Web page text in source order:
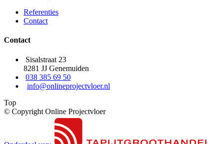
Referenties
Contact
Contact
Sisalstraat 23
8281 JJ Genemuiden
038 385 69 50
info@onlineprojectvloer.nl
Top
© Copyright Online Projectvloer